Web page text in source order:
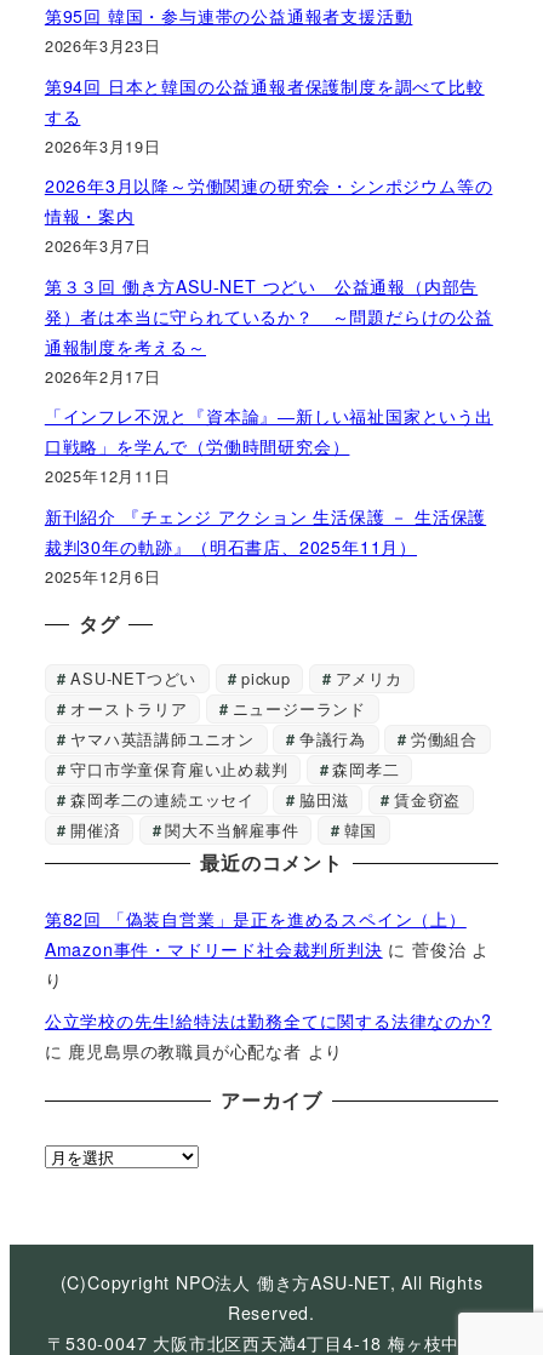
第95回 韓国・参与連帯の公益通報者支援活動
2026年3月23日
第94回 日本と韓国の公益通報者保護制度を調べて比較
する
2026年3月19日
2026年3月以降～労働関連の研究会・シンポジウム等の
情報・案内
2026年3月7日
第３３回 働き方ASU-NET つどい 公益通報（内部告
発）者は本当に守られているか？ ～問題だらけの公益
通報制度を考える～
2026年2月17日
「インフレ不況と『資本論』―新しい福祉国家という出
口戦略」を学んで（労働時間研究会）
2025年12月11日
新刊紹介 『チェンジ アクション 生活保護 － 生活保護
裁判30年の軌跡』（明石書店、2025年11月）
2025年12月6日
タグ
ASU-NETつどい pickup
アメリカ
オーストラリア
ニュージーランド
ヤマハ英語講師ユニオン
争議行為
労働組合
守口市学童保育雇い止め裁判
森岡孝二
森岡孝二の連続エッセイ
脇田滋
賃金窃盗
開催済
関大不当解雇事件 韓国
最近のコメント
第82回 「偽装自営業」是正を進めるスペイン（上）
Amazon事件・マドリード社会裁判所判決 に菅俊治 よ
り
公立学校の先生!給特法は勤務全てに関する法律なのか?
に 鹿児島県の教職員が心配な者 より
アーカイブ
ア
イ
(C)Copyright NPO法人 働き方ASU-NET, All Rights
Reserved.
〒530-0047 大阪市北区西天満4丁目4-18 梅ヶ枝中央ビ